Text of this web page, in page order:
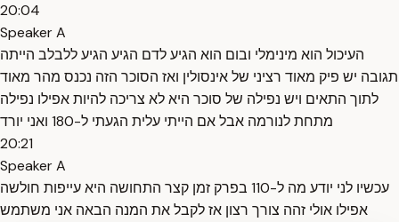
20:04
Speaker A
העיכול הוא מינימלי ובום הוא הגיע לדם הגיע הגיע ללבלב הייתה
תגובה יש פיק מאוד רציני של אינסולין ואז הסוכר הזה נכנס מהר מאוד
לתוך התאים ויש נפילה של סוכר היא לא צריכה להיות אפילו נפילה
מתחת לנורמה אבל אם הייתי עלית הגעתי ל-180 ואני יורד
20:21
Speaker A
עכשיו לני יודע מה ל-110 בפרק זמן קצר התחושה היא עייפות חולשה
אפילו אולי זהה צורך רצון אז לקבל את המנה הבאה אני משתמש